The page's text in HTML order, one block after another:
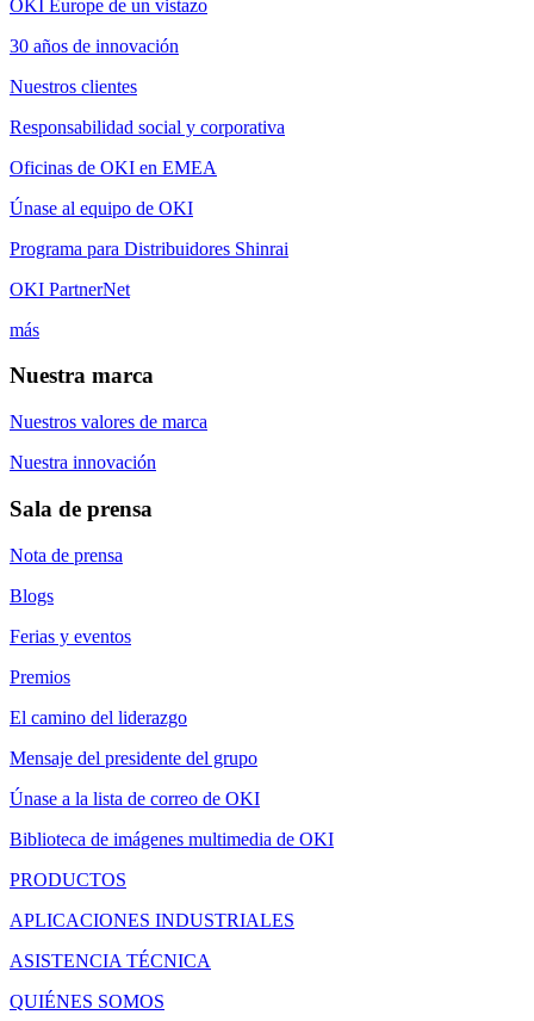
OKI Europe de un vistazo
30 años de innovación
Nuestros clientes
Responsabilidad social y corporativa
Oficinas de OKI en EMEA
Únase al equipo de OKI
Programa para Distribuidores Shinrai
OKI PartnerNet
más
Nuestra marca
Nuestros valores de marca
Nuestra innovación
Sala de prensa
Nota de prensa
Blogs
Ferias y eventos
Premios
El camino del liderazgo
Mensaje del presidente del grupo
Únase a la lista de correo de OKI
Biblioteca de imágenes multimedia de OKI
PRODUCTOS
APLICACIONES INDUSTRIALES
ASISTENCIA TÉCNICA
QUIÉNES SOMOS